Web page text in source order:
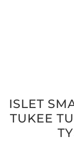
ISLET
TUKEE